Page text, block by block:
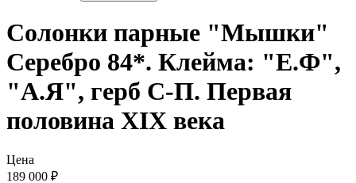
Солонки парные "Мышки"
Серебро 84*. Клейма: "Е.Ф",
"А.Я", герб С-П. Первая
половина XIХ века
Цена
189 000 ₽